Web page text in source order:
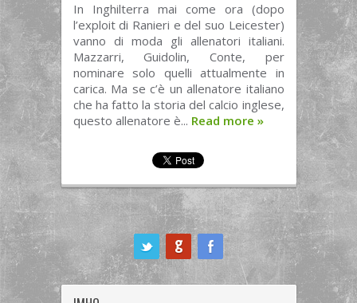
In Inghilterra mai come ora (dopo
l’exploit di Ranieri e del suo Leicester)
vanno di moda gli allenatori italiani.
Mazzarri, Guidolin, Conte, per
nominare solo quelli attualmente in
carica. Ma se c’è un allenatore italiano
che ha fatto la storia del calcio inglese,
questo allenatore è... Read more »